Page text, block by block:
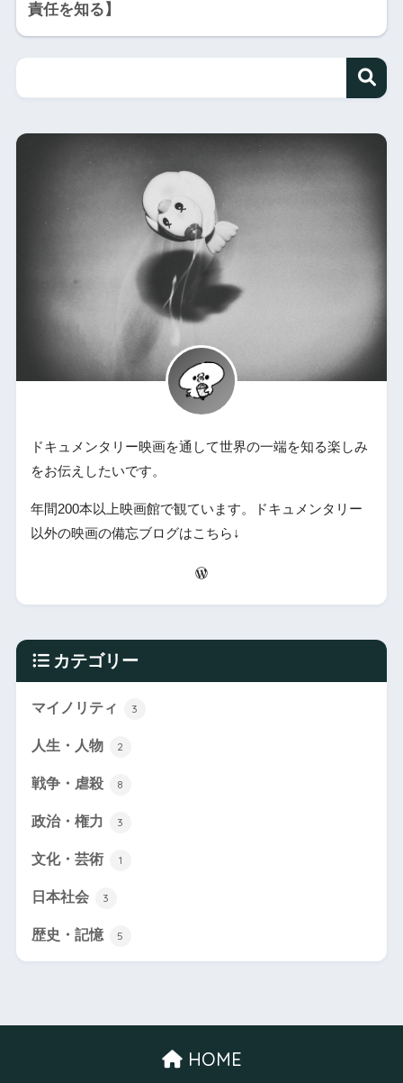
責任を知る】
ドキュメンタリー映画を通して世界の一端を知る楽しみ
をお伝えしたいです。
年間200本以上映画館で観ています。ドキュメンタリー
以外の映画の備忘ブログはこちら↓
カテゴリー
マイノリティ 3
人生・人物 2
戦争・虐殺 8
政治・権力 3
文化・芸術 1
日本社会 3
歴史・記憶 5
HOME